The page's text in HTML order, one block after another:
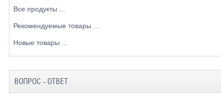
Все продукты ...
Рекомендуемые товары ...
Новые товары ...
ВОПРОС - ОТВЕТ